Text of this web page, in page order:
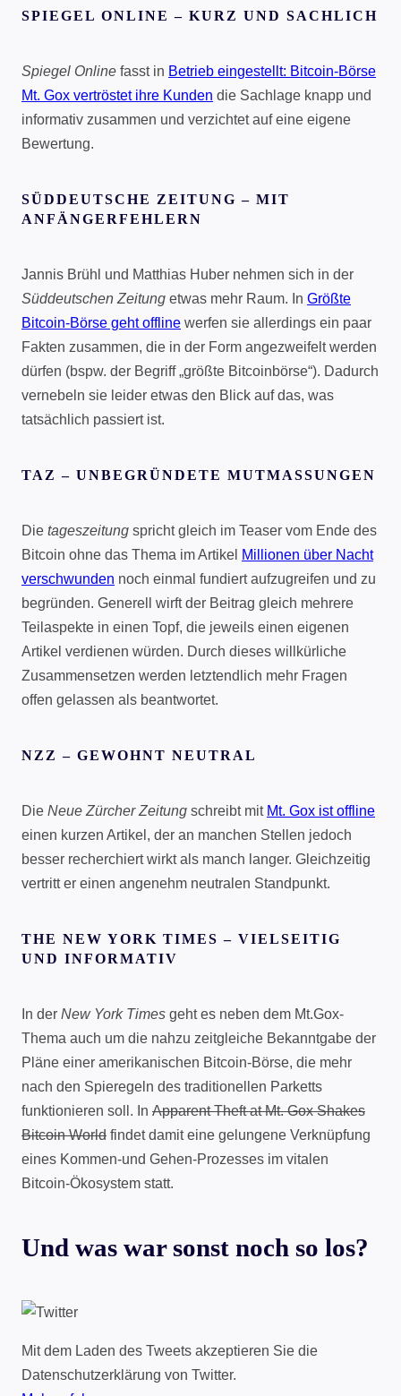
SPIEGEL ONLINE – KURZ UND SACHLICH
Spiegel Online fasst in Betrieb eingestellt: Bitcoin-Börse
Mt. Gox vertröstet ihre Kunden die Sachlage knapp und
informativ zusammen und verzichtet auf eine eigene
Bewertung.
SÜDDEUTSCHE ZEITUNG – MIT
ANFÄNGERFEHLERN
Jannis Brühl und Matthias Huber nehmen sich in der
Süddeutschen Zeitung etwas mehr Raum. In Größte
Bitcoin-Börse geht offline werfen sie allerdings ein paar
Fakten zusammen, die in der Form angezweifelt werden
dürfen (bspw. der Begriff „größte Bitcoinbörse“). Dadurch
vernebeln sie leider etwas den Blick auf das, was
tatsächlich passiert ist.
TAZ – UNBEGRÜNDETE MUTMASSUNGEN
Die tageszeitung spricht gleich im Teaser vom Ende des
Bitcoin ohne das Thema im Artikel Millionen über Nacht
verschwunden noch einmal fundiert aufzugreifen und zu
begründen. Generell wirft der Beitrag gleich mehrere
Teilaspekte in einen Topf, die jeweils einen eigenen
Artikel verdienen würden. Durch dieses willkürliche
Zusammensetzen werden letztendlich mehr Fragen
offen gelassen als beantwortet.
NZZ – GEWOHNT NEUTRAL
Die Neue Zürcher Zeitung schreibt mit Mt. Gox ist offline
einen kurzen Artikel, der an manchen Stellen jedoch
besser recherchiert wirkt als manch langer. Gleichzeitig
vertritt er einen angenehm neutralen Standpunkt.
THE NEW YORK TIMES – VIELSEITIG
UND INFORMATIV
In der New York Times geht es neben dem Mt.Gox-
Thema auch um die nahzu zeitgleiche Bekanntgabe der
Pläne einer amerikanischen Bitcoin-Börse, die mehr
nach den Spieregeln des traditionellen Parketts
funktionieren soll. In Apparent Theft at Mt. Gox Shakes
Bitcoin World findet damit eine gelungene Verknüpfung
eines Kommen-und Gehen-Prozesses im vitalen
Bitcoin-Ökosystem statt.
Und was war sonst noch so los?
Mit dem Laden des Tweets akzeptieren Sie die
Datenschutzerklärung von Twitter.